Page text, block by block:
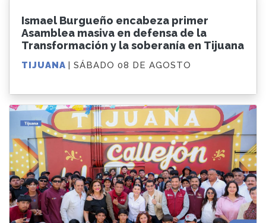
Ismael Burgueño encabeza primer
Asamblea masiva en defensa de la
Transformación y la soberanía en Tijuana
TIJUANA | SÁBADO 08 DE AGOSTO